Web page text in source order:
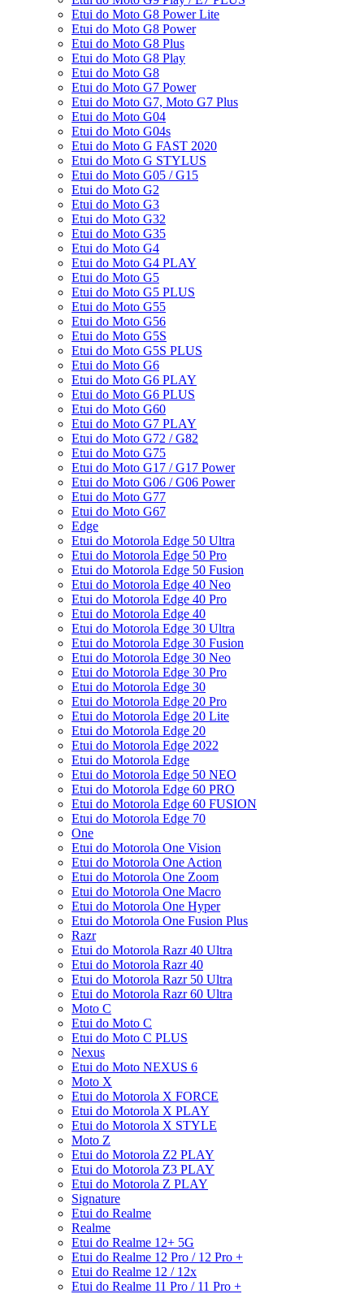
Etui do Moto G8 Power Lite
Etui do Moto G8 Power
Etui do Moto G8 Plus
Etui do Moto G8 Play
Etui do Moto G8
Etui do Moto G7 Power
Etui do Moto G7, Moto G7 Plus
Etui do Moto G04
Etui do Moto G04s
Etui do Moto G FAST 2020
Etui do Moto G STYLUS
Etui do Moto G05 / G15
Etui do Moto G2
Etui do Moto G3
Etui do Moto G32
Etui do Moto G35
Etui do Moto G4
Etui do Moto G4 PLAY
Etui do Moto G5
Etui do Moto G5 PLUS
Etui do Moto G55
Etui do Moto G56
Etui do Moto G5S
Etui do Moto G5S PLUS
Etui do Moto G6
Etui do Moto G6 PLAY
Etui do Moto G6 PLUS
Etui do Moto G60
Etui do Moto G7 PLAY
Etui do Moto G72 / G82
Etui do Moto G75
Etui do Moto G17 / G17 Power
Etui do Moto G06 / G06 Power
Etui do Moto G77
Etui do Moto G67
Edge
Etui do Motorola Edge 50 Ultra
Etui do Motorola Edge 50 Pro
Etui do Motorola Edge 50 Fusion
Etui do Motorola Edge 40 Neo
Etui do Motorola Edge 40 Pro
Etui do Motorola Edge 40
Etui do Motorola Edge 30 Ultra
Etui do Motorola Edge 30 Fusion
Etui do Motorola Edge 30 Neo
Etui do Motorola Edge 30 Pro
Etui do Motorola Edge 30
Etui do Motorola Edge 20 Pro
Etui do Motorola Edge 20 Lite
Etui do Motorola Edge 20
Etui do Motorola Edge 2022
Etui do Motorola Edge
Etui do Motorola Edge 50 NEO
Etui do Motorola Edge 60 PRO
Etui do Motorola Edge 60 FUSION
Etui do Motorola Edge 70
One
Etui do Motorola One Vision
Etui do Motorola One Action
Etui do Motorola One Zoom
Etui do Motorola One Macro
Etui do Motorola One Hyper
Etui do Motorola One Fusion Plus
Razr
Etui do Motorola Razr 40 Ultra
Etui do Motorola Razr 40
Etui do Motorola Razr 50 Ultra
Etui do Motorola Razr 60 Ultra
Moto C
Etui do Moto C
Etui do Moto C PLUS
Nexus
Etui do Moto NEXUS 6
Moto X
Etui do Motorola X FORCE
Etui do Motorola X PLAY
Etui do Motorola X STYLE
Moto Z
Etui do Motorola Z2 PLAY
Etui do Motorola Z3 PLAY
Etui do Motorola Z PLAY
Signature
Etui do Realme
Realme
Etui do Realme 12+ 5G
Etui do Realme 12 Pro / 12 Pro +
Etui do Realme 12 / 12x
Etui do Realme 11 Pro / 11 Pro +